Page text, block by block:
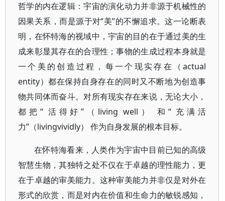
哲学的内在逻辑：宇宙的演化动力并非源于机械性的
因果关系，而是源于对“美”的不懈追求。这一论断表
明，在怀特海的视域中，宇宙的目的在于通过美的生
成来彰显其存在的合理性；事物的生成过程本身就是
一个美的创造过程，每一个现实存在（actual
entity）都在保持自身存在的同时又不断地为创造事
物共同体而奋斗。对所有现实存在来说，无论大小，
都把“ 活得好”（living well） 和“ 充满活
力”（livingvividly） 作为自身发展的根本目标。
在怀特海看来，人类作为宇宙中目前已知的高级
智慧生物，其独特之处不仅在于卓越的理性能力，更
在于卓越的审美能力。这种审美能力并非仅是对外在
形式的欣赏，而是对内在价值和生命力的敏锐感知，